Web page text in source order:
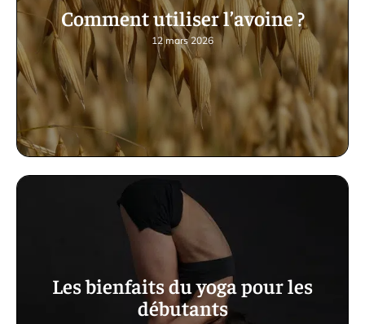
Comment utiliser l’avoine ?
12 mars 2026
Les bienfaits du yoga pour les
débutants